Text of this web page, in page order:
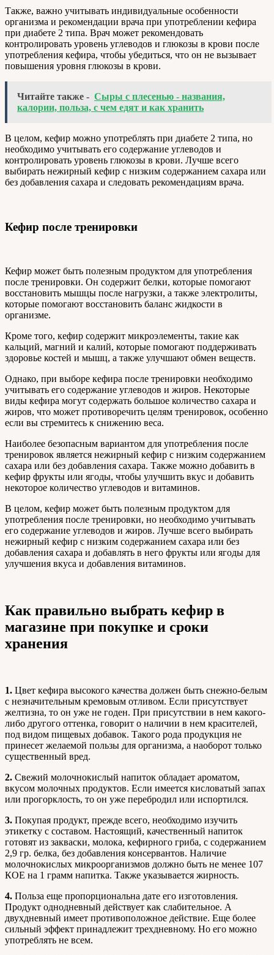
Также, важно учитывать индивидуальные особенности
организма и рекомендации врача при употреблении кефира
при диабете 2 типа. Врач может рекомендовать
контролировать уровень углеводов и глюкозы в крови после
употребления кефира, чтобы убедиться, что он не вызывает
повышения уровня глюкозы в крови.
Читайте также - Сыры с плесенью - названия,
калории, польза, с чем едят и как хранить
В целом, кефир можно употреблять при диабете 2 типа, но
необходимо учитывать его содержание углеводов и
контролировать уровень глюкозы в крови. Лучше всего
выбирать нежирный кефир с низким содержанием сахара или
без добавления сахара и следовать рекомендациям врача.
Кефир после тренировки
Кефир может быть полезным продуктом для употребления
после тренировки. Он содержит белки, которые помогают
восстановить мышцы после нагрузки, а также электролиты,
которые помогают восстановить баланс жидкости в
организме.
Кроме того, кефир содержит микроэлементы, такие как
кальций, магний и калий, которые помогают поддерживать
здоровье костей и мышц, а также улучшают обмен веществ.
Однако, при выборе кефира после тренировки необходимо
учитывать его содержание углеводов и жиров. Некоторые
виды кефира могут содержать большое количество сахара и
жиров, что может противоречить целям тренировок, особенно
если вы стремитесь к снижению веса.
Наиболее безопасным вариантом для употребления после
тренировок является нежирный кефир с низким содержанием
сахара или без добавления сахара. Также можно добавить в
кефир фрукты или ягоды, чтобы улучшить вкус и добавить
некоторое количество углеводов и витаминов.
В целом, кефир может быть полезным продуктом для
употребления после тренировки, но необходимо учитывать
его содержание углеводов и жиров. Лучше всего выбирать
нежирный кефир с низким содержанием сахара или без
добавления сахара и добавлять в него фрукты или ягоды для
улучшения вкуса и добавления витаминов.
Как правильно выбрать кефир в
магазине при покупке и сроки
хранения
1. Цвет кефира высокого качества должен быть снежно-белым
с незначительным кремовым отливом. Если присутствует
желтизна, то он уже не годен. При присутствии в нем какого-
либо другого оттенка, говорит о наличии в нем красителей,
под видом пищевых добавок. Такого рода продукция не
принесет желаемой пользы для организма, а наоборот только
существенный вред.
2. Свежий молочнокислый напиток обладает ароматом,
вкусом молочных продуктов. Если имеется кисловатый запах
или прогорклость, то он уже перебродил или испортился.
3. Покупая продукт, прежде всего, необходимо изучить
этикетку с составом. Настоящий, качественный напиток
готовят из закваски, молока, кефирного гриба, с содержанием
2,9 гр. белка, без добавления консервантов. Наличие
молочнокислых микроорганизмов должно быть не менее 107
КОЕ на 1 грамм напитка. Также указывается жирность.
4. Польза еще пропорциональна дате его изготовления.
Продукт однодневный действует как слабительное. А
двухдневный имеет противоположное действие. Еще более
сильный эффект принадлежит трехдневному. Но его можно
употреблять не всем.